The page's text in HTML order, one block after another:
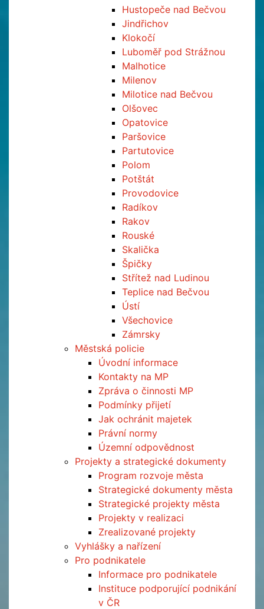
Hustopeče nad Bečvou
Jindřichov
Klokočí
Luboměř pod Strážnou
Malhotice
Milenov
Milotice nad Bečvou
Olšovec
Opatovice
Paršovice
Partutovice
Polom
Potštát
Provodovice
Radíkov
Rakov
Rouské
Skalička
Špičky
Střítež nad Ludinou
Teplice nad Bečvou
Ústí
Všechovice
Zámrsky
Městská policie
Úvodní informace
Kontakty na MP
Zpráva o činnosti MP
Podmínky přijetí
Jak ochránit majetek
Právní normy
Územní odpovědnost
Projekty a strategické dokumenty
Program rozvoje města
Strategické dokumenty města
Strategické projekty města
Projekty v realizaci
Zrealizované projekty
Vyhlášky a nařízení
Pro podnikatele
Informace pro podnikatele
Instituce podporující podnikání
v ČR